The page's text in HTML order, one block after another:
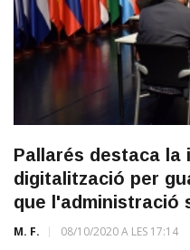
Pallarés destaca la
digitalització per
que l'administració
M. F. 08/10/2020 A LES 17:14